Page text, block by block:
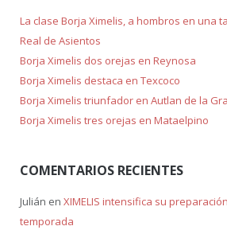
La clase Borja Ximelis, a hombros en una
Real de Asientos
Borja Ximelis dos orejas en Reynosa
Borja Ximelis destaca en Texcoco
Borja Ximelis triunfador en Autlan de la
Borja Ximelis tres orejas en Mataelpino
COMENTARIOS RECIENTES
Julián en XIMELIS intensifica su
temporada